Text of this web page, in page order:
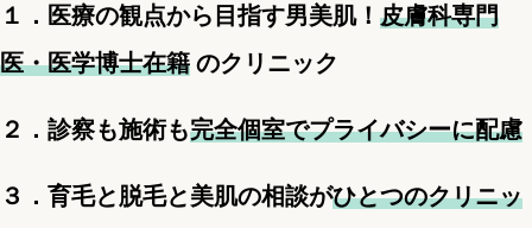
１．医療の観点から目指す男美肌！ 皮膚科専門
医・医学博士在籍 のクリニック
２．診察も施術も完全個室でプライバシーに配慮
３．育毛と脱毛と美肌の相談がひとつのクリニッ